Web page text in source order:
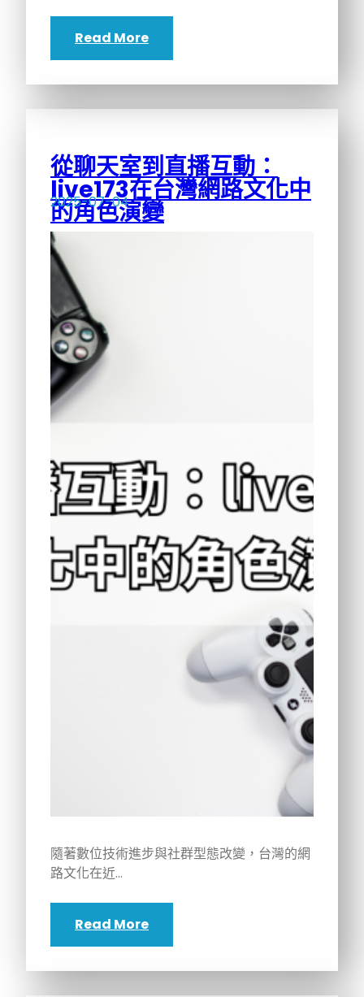
Read More
從聊天室到直播互動：
live173在台灣網路文化中
的角色演變
2025-07-04
隨著數位技術進步與社群型態改變，台灣的網
路文化在近…
Read More